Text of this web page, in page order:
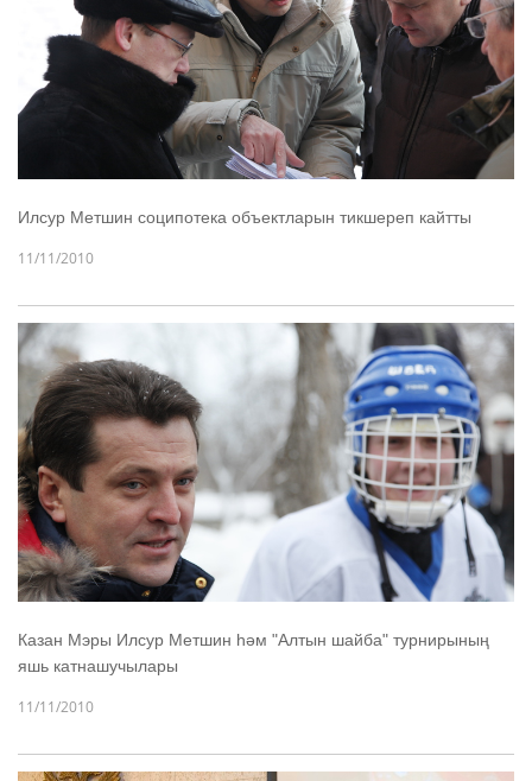
Илсур Метшин соципотека объектларын тикшереп кайтты
11/11/2010
Казан Мэры Илсур Метшин һәм "Алтын шайба" турнирының
яшь катнашучылары
11/11/2010